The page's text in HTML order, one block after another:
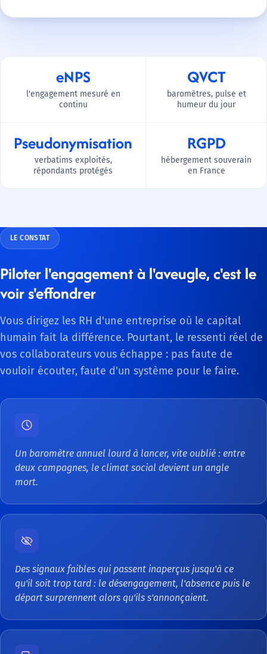
eNPS
l'engagement mesuré en
continu
QVCT
baromètres, pulse et
humeur du jour
Pseudonymisation
verbatims exploités,
répondants protégés
RGPD
hébergement souverain
en France
LE CONSTAT
Piloter l'engagement à l'aveugle, c'est le
voir s'effondrer
Vous dirigez les RH d'une entreprise où le capital
humain fait la différence. Pourtant, le ressenti réel de
vos collaborateurs vous échappe : pas faute de
vouloir écouter, faute d'un système pour le faire.
Un baromètre annuel lourd à lancer, vite oublié : entre
deux campagnes, le climat social devient un angle
mort.
Des signaux faibles qui passent inaperçus jusqu'à ce
qu'il soit trop tard : le désengagement, l'absence puis le
départ surprennent alors qu'ils s'annonçaient.